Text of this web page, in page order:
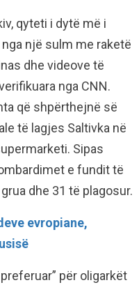
qyteti i dytë më i
një sulm me raketë
dhe videove të
nga CNN.
që shpërthejnë së
të lagjes Saltivka në
Sipas
e fundit të
dhe 31 të plagosur.
evropiane,
për oligarkët